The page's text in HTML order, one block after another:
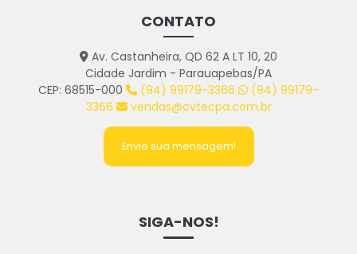
CONTATO
Av. Castanheira, QD 62 A LT 10, 20
Cidade Jardim - Parauapebas/PA
CEP: 68515-000
(94) 99179-3366
(94) 99179-
3366
vendas@cvtecpa.com.br
Envie sua mensagem!
SIGA-NOS!